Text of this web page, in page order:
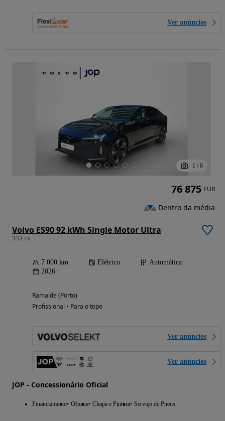
Ver anúncios
1 / 6
Volvo ES90 92 kWh Single Motor Ultra
333 cv
7 000 km Elétrico
Automática
2026
Ramalde (Porto)
Profissional • Para o topo
Ver anúncios
Ver anúncios
JOP - Concessionário Oficial
Financiamento Oficina Chapa e Pintura Serviço de Pneus
76 875 EUR
Dentro da média